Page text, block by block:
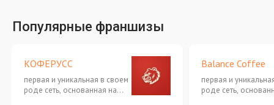
Популярные франшизы
КОФЕРУСС
первая и уникальная в своем
роде сеть, основанная на
Balance Coffee
первая и
роде сеть,